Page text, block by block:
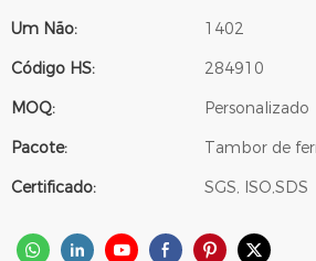
Um Não:
1402
Código HS:
284910
MOQ:
Personalizado
Pacote:
Tambor de
Certificado:
SGS, ISO,SDS